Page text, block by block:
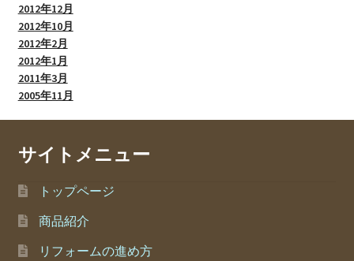
2012年12月
2012年10月
2012年2月
2012年1月
2011年3月
2005年11月
サイトメニュー
トップページ
商品紹介
リフォームの進め方